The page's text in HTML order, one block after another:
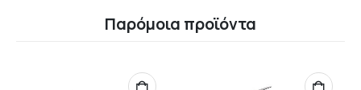
Παρόμοια προϊόντα